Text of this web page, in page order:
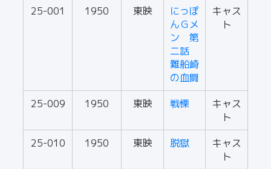
25-001 1950 東映
にっぽ
んＧメ
ン 第
二話
難船崎
の血闘
キャス
ト
25-009 1950 東映 戦慄
キャス
ト
25-010
1950 東映 脱獄
キャス
ト